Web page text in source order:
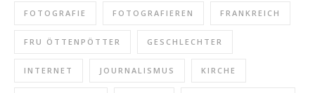
FOTOGRAFIE FOTOGRAFIEREN FRANKREICH
FRU ÖTTENPÖTTER GESCHLECHTER
INTERNET JOURNALISMUS KIRCHE